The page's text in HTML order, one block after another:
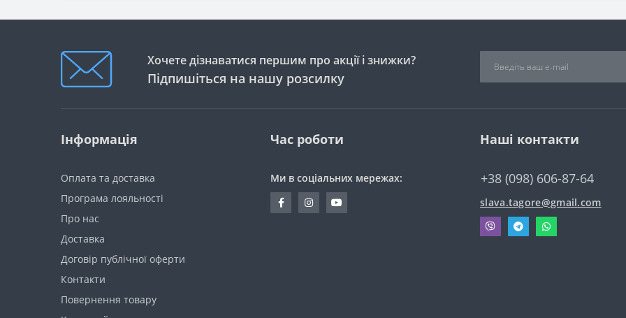
Хочете дізнаватися першим про акції і знижки?
Підпишіться на нашу розсилку
Інформація
Оплата та доставка
Програма лояльності
Про нас
Доставка
Договір публічної оферти
Контакти
Повернення товару
Час роботи
Ми в соціальних мережах:
Наші контакти
+38 (098) 606-87-64
slava.tagore@gmail.com